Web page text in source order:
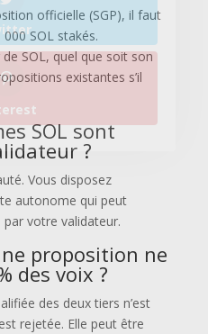
officielle (SGP), il faut
SOL stakés.
SOL, quel que soit son
existantes s’il
SOL sont
?
Vous disposez
autonome qui peut
votre validateur.
proposition ne
des voix ?
des deux tiers n’est
rejetée. Elle peut être